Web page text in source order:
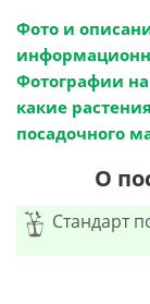
Фото и
Фотографии
какие
посадочного
О
Стандарт